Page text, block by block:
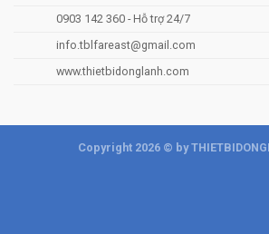
0903 142 360 - Hỗ trợ 24/7
info.tblfareast@gmail.com
www.thietbidonglanh.com
Copyright 2026 © by